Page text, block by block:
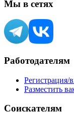
Мы в сетях
Работодателям
Регистрация/
Разместить
Соискателям